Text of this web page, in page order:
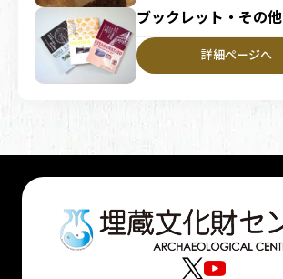
ブックレット・その他
詳細ページへ